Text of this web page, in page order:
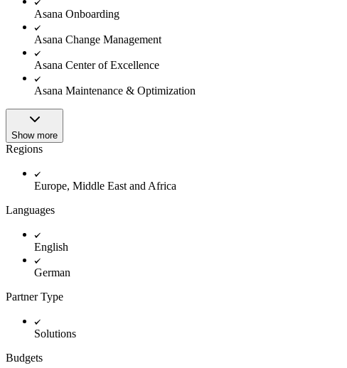
Asana Onboarding
Asana Change Management
Asana Center of Excellence
Asana Maintenance & Optimization
Show more
Regions
Europe, Middle East and Africa
Languages
English
German
Partner Type
Solutions
Budgets